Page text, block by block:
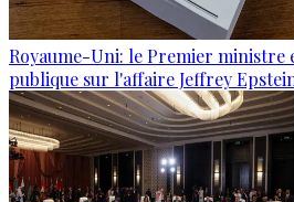
Royaume-Uni: le Premier ministre
publique sur l'affaire Jeffrey